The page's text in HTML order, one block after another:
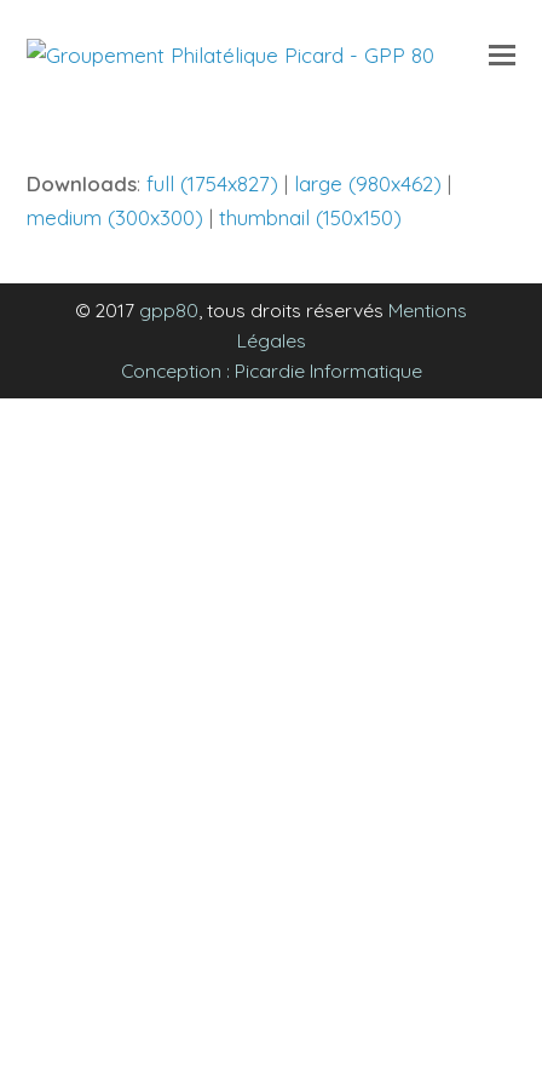
Downloads:full (1754x827) | large (980x462) |
medium (300x300) |thumbnail (150x150)
© 2017 gpp80, tous droits réservés Mentions
Légales
Conception : Picardie Informatique